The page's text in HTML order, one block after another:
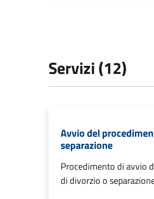
Servizi (12)
Avvio del
separazione
Procedimento di avvio
di divorzio o